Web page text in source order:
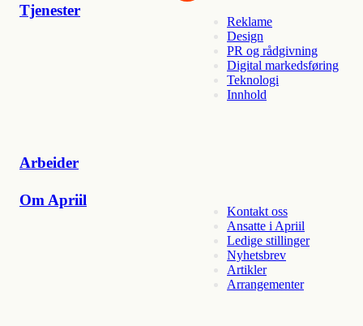
Tjenester
Reklame
Design
PR og rådgivning
Digital markedsføring
Teknologi
Innhold
Arbeider
Om Apriil
Kontakt oss
Ansatte i Apriil
Ledige stillinger
Nyhetsbrev
Artikler
Arrangementer